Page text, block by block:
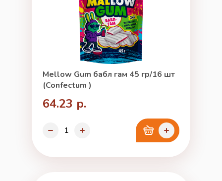
Mellow Gum бабл гам 45 гр/16 шт
(Confectum )
64.23 р.